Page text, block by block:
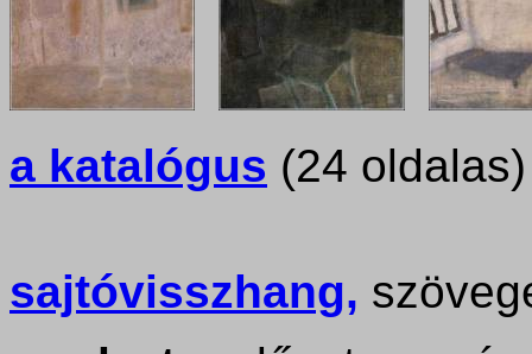
a katalógus (24 oldalas)
sajtóvisszhang,